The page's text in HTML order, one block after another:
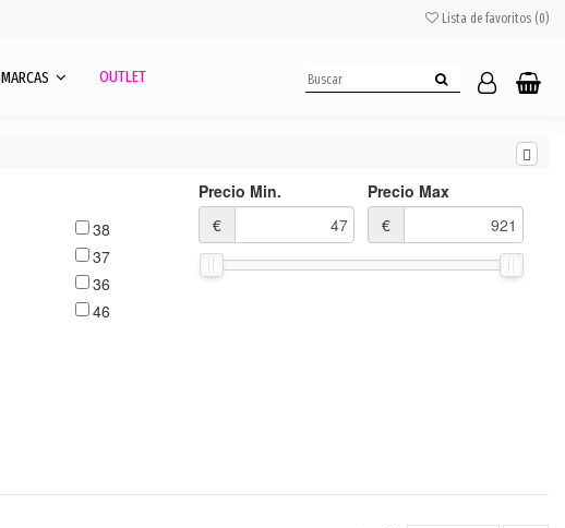
Lista de favoritos (0)
MARCAS OUTLET
38
37
36
46
Precio Min.
€
Precio Max
€